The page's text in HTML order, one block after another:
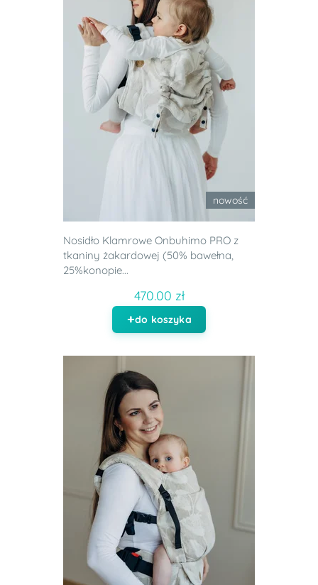
nowość
Nosidło Klamrowe Onbuhimo PRO z
tkaniny żakardowej (50% bawełna,
25%konopie...
470.00 zł
do koszyka